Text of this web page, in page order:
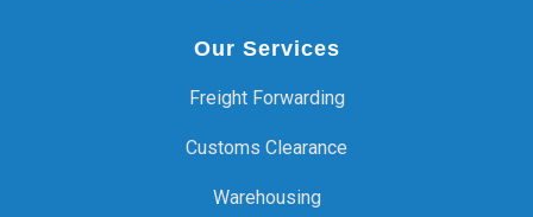
Our Services
Freight Forwarding
Customs Clearance
Warehousing